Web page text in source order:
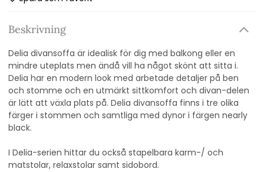
Beskrivning
Delia divansoffa är idealisk för dig med balkong eller en
mindre uteplats men ändå vill ha något skönt att sitta i.
Delia har en modern look med arbetade detaljer på ben
och stomme och en utmärkt sittkomfort och divan-delen
är lätt att växla plats på. Delia divansoffa finns i tre olika
färger i stommen och samtliga med dynor i färgen nearly
black.
I Delia-serien hittar du också stapelbara karm-/ och
matstolar, relaxstolar samt sidobord.